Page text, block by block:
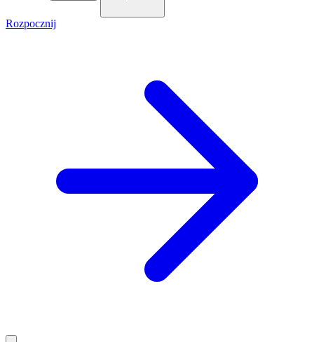
Rozpocznij